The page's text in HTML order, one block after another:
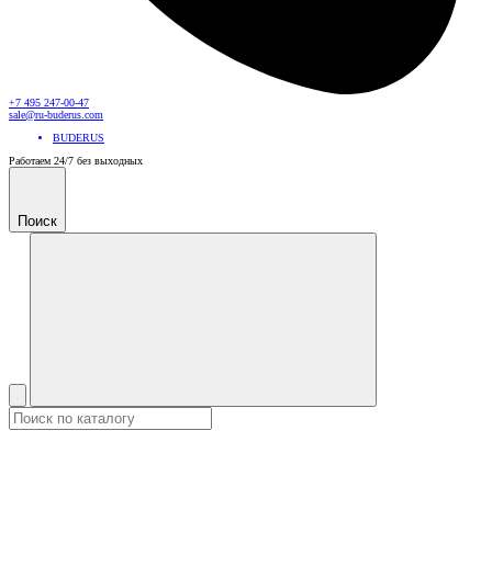
+7 495 247-00-47
sale@ru-buderus.com
BUDERUS
Работаем 24/7 без выходных
Поиск